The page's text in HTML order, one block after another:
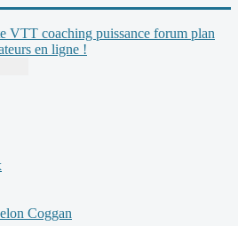
VTT coaching puissance forum plan
en ligne !
Coggan